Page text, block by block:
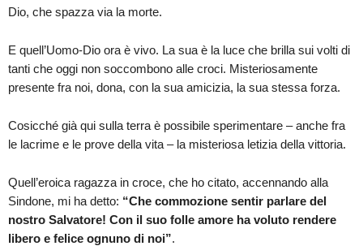
Dio, che spazza via la morte.
E quell’Uomo-Dio ora è vivo. La sua è la luce che brilla sui volti di
tanti che oggi non soccombono alle croci. Misteriosamente
presente fra noi, dona, con la sua amicizia, la sua stessa forza.
Cosicché già qui sulla terra è possibile sperimentare – anche fra
le lacrime e le prove della vita – la misteriosa letizia della vittoria.
Quell’eroica ragazza in croce, che ho citato, accennando alla
Sindone, mi ha detto: “Che commozione sentir parlare del
nostro Salvatore! Con il suo folle amore ha voluto rendere
libero e felice ognuno di noi”.